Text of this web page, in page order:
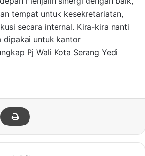
tempat untuk kesekretariatan,
secara internal. Kira-kira nanti
dipakai untuk kantor
Pj Wali Kota Serang Yedi